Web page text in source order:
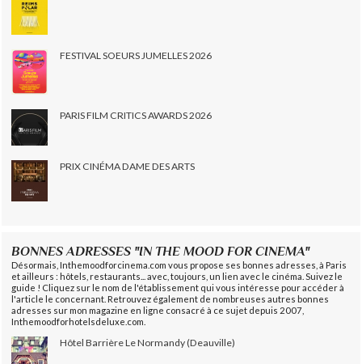
FESTIVAL SOEURS JUMELLES 2026
PARIS FILM CRITICS AWARDS 2026
PRIX CINÉMA DAME DES ARTS
BONNES ADRESSES "IN THE MOOD FOR CINEMA"
Désormais, Inthemoodforcinema.com vous propose ses bonnes adresses, à Paris
et ailleurs : hôtels, restaurants... avec, toujours, un lien avec le cinéma. Suivez le
guide ! Cliquez sur le nom de l'établissement qui vous intéresse pour accéder à
l'article le concernant. Retrouvez également de nombreuses autres bonnes
adresses sur mon magazine en ligne consacré à ce sujet depuis 2007,
Inthemoodforhotelsdeluxe.com.
Hôtel Barrière Le Normandy (Deauville)